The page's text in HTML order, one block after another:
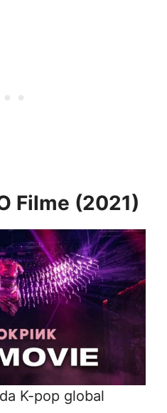
Filme (2021)
K-pop global